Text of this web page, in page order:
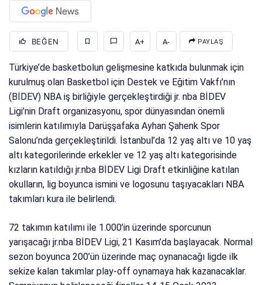
BEĞEN A+ A- PAYLAŞ
Türkiye’de basketbolun gelişmesine katkıda bulunmak için
kurulmuş olan Basketbol için Destek ve Eğitim Vakfı’nın
(BİDEV) NBA iş birliğiyle gerçekleştirdiği jr. nba BİDEV
Ligi’nin Draft organizasyonu, spor dünyasından önemli
isimlerin katılımıyla Darüşşafaka Ayhan Şahenk Spor
Salonu’nda gerçekleştirildi. İstanbul’da 12 yaş altı ve 10 yaş
altı kategorilerinde erkekler ve 12 yaş altı kategorisinde
kızların katıldığı jr.nba BİDEV Ligi Draft etkinliğine katılan
okulların, lig boyunca ismini ve logosunu taşıyacakları NBA
takımları kura ile belirlendi.
72 takımın katılımı ile 1.000’in üzerinde sporcunun
yarışacağı jr.nba BİDEV Ligi, 21 Kasım’da başlayacak. Normal
sezon boyunca 200’ün üzerinde maç oynanacağı ligde ilk
sekize kalan takımlar play-off oynamaya hak kazanacaklar.